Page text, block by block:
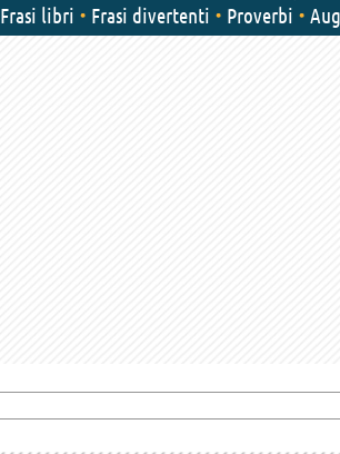
Frasi libri Frasi divertenti Proverbi